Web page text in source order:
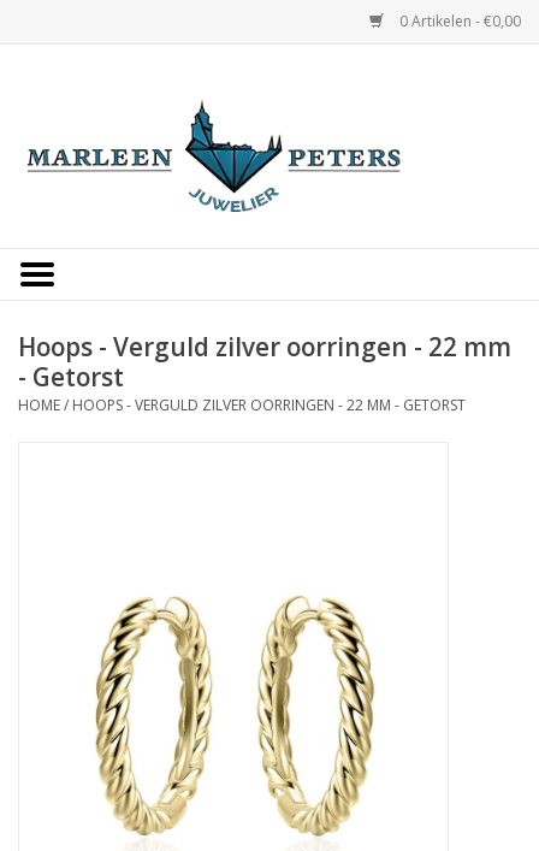
0 Artikelen - €0,00
Occasions
Cadeaukaarten
Hoops - Verguld zilver oorringen - 22 mm
- Getorst
HOME/ HOOPS - VERGULD ZILVER OORRINGEN - 22 MM - GETORST